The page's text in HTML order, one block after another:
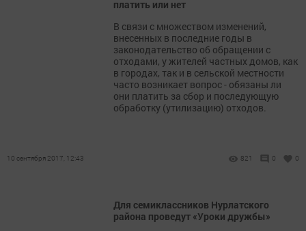
платить или нет
В связи с множеством изменений,
внесенных в последние годы в
законодательство об обращении с
отходами, у жителей частных домов, как
в городах, так и в сельской местности
часто возникает вопрос - обязаны ли
они платить за сбор и последующую
обработку (утилизацию) отходов.
10 сентября 2017, 12:43 821 0 0
Для семиклассников Нурлатского
района проведут «Уроки дружбы»